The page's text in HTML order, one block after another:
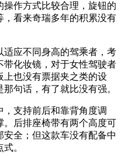
作方式比较合理，旋钮的
，看来奇瑞多年的积累没有
应不同身高的驾乘者，考
带化妆镜，对于女性驾驶者
上也没有票据夹之类的设
句话，有了就比没有强。
支持前后和靠背角度调
后排座椅带有两个高度可
全；但这款车没有配备中
。